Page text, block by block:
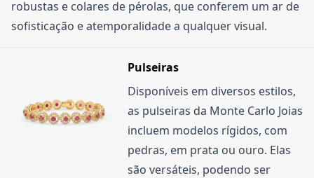
robustas e colares de pérolas, que conferem um ar de
sofisticação e atemporalidade a qualquer visual.
Pulseiras
Disponíveis em diversos estilos,
as pulseiras da Monte Carlo Joias
incluem modelos rígidos, com
pedras, em prata ou ouro. Elas
são versáteis, podendo ser